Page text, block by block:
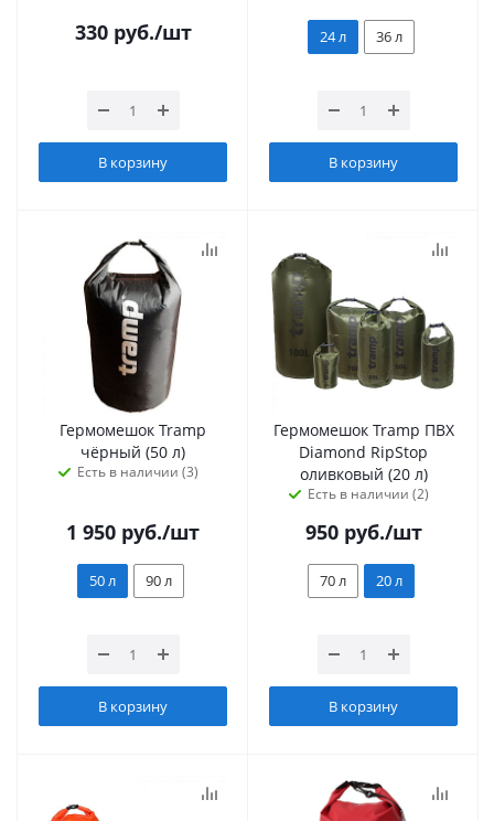
330руб./шт
В корзину
24 л 36 л
В корзину
Гермомешок Tramp
чёрный (50 л)
Есть в наличии (3)
1 950 руб./шт
50 л 90 л
В корзину
Гермомешок Tramp ПВХ
Diamond RipStop
оливковый (20 л)
Есть в наличии (2)
950руб./шт
70 л 20 л
В корзину